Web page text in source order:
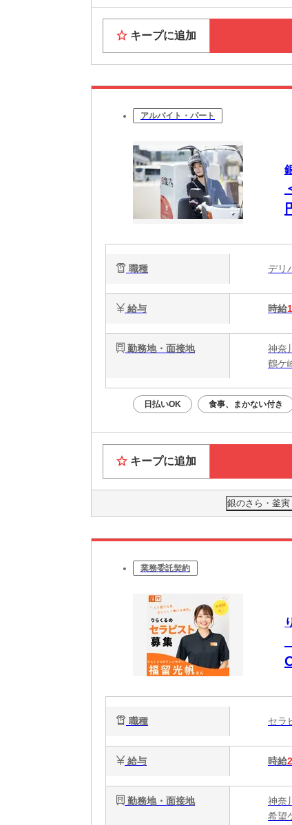
キープに追加
アルバイト・パート
職種 デリ
給与 時給
勤務地・面接地
神奈
鶴ケ
日払いOK 食事、まかない付き
キープに追加
銀のさら・釜
業務委託契約
職種 セラ
給与 時給
勤務地・面接地
神奈
希望